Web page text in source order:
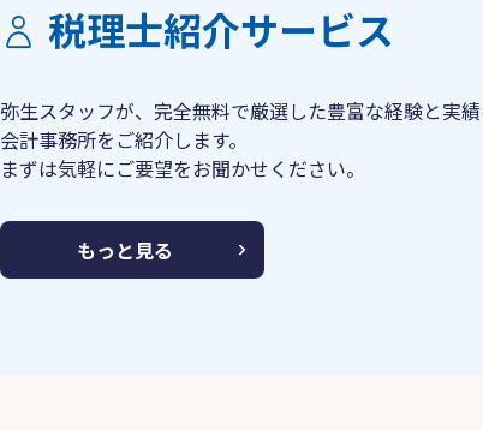
税理士紹介サービス
弥生スタッフが、完全無料で厳選した豊富な経験と実
会計事務所をご紹介します。
まずは気軽にご要望をお聞かせください。
もっと見る